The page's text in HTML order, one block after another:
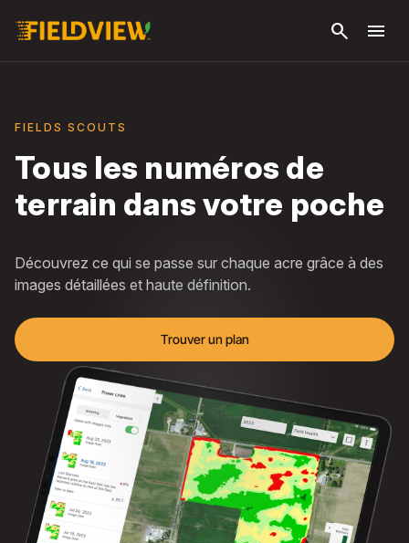
search menu
FIELDS SCOUTS
Tous les numéros de
terrain dans votre poche
Découvrez ce qui se passe sur chaque acre grâce à des
images détaillées et haute définition.
Trouver un plan